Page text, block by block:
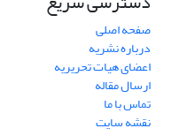
صفحه اصلی
درباره نشریه
اعضای هیات تحریریه
ارسال مقاله
تماس با ما
نقشه سایت